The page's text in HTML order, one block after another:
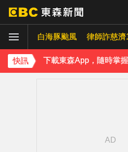
白海豚颱風 律師詐慈濟
快訊 下載東森App，隨時掌